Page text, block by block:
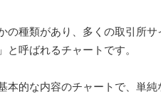
の種類があり、多くの取引所
と呼ばれるチャートです。
本的な内容のチャートで、単